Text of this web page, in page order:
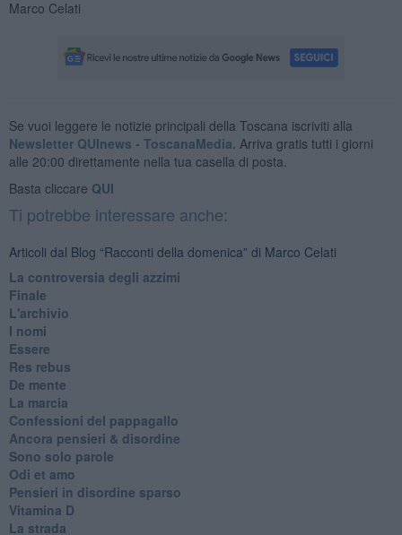
Marco Celati
Se vuoi leggere le notizie principali della Toscana iscriviti alla
Newsletter QUInews - ToscanaMedia. Arriva gratis tutti i giorni
alle 20:00 direttamente nella tua casella di posta.
Basta cliccare QUI
Ti potrebbe interessare anche:
Articoli dal Blog “Racconti della domenica” di Marco Celati
La controversia degli azzimi
Finale
L'archivio
I nomi
Essere
Res rebus
De mente
La marcia
Confessioni del pappagallo
Ancora pensieri & disordine
Sono solo parole
Odi et amo
Pensieri in disordine sparso
Vitamina D
La strada